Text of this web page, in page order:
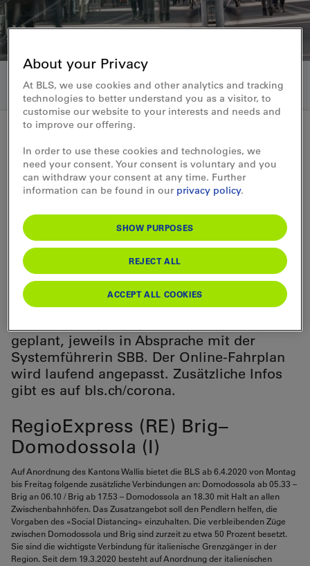
Medienmitteilung 03.04.2020
Anpassungen am
Übergangsfahrplan BLS
COVID-19
In der Schweiz gilt zurzeit ein reduzierter
ÖV-Fahrplan. Das Bahn- und Busangebot
der BLS ist zu rund 30 Prozent reduziert. In
geplant, jeweils in Absprache mit der
Systemführerin SBB. Der Online-Fahrplan
wird laufend angepasst. Zusätzliche Infos
gibt es auf bls.ch/corona.
RegioExpress (RE) Brig–
Domodossola (I)
Auf Anordnung des Kantons Wallis bietet die BLS ab 6.4.2020 von Montag
bis Freitag folgende zusätzliche Verbindungen an: Domodossola ab 05.33 –
Brig an 06.10 / Brig ab 17.53 – Domodossola an 18.30 mit Halt an allen
Zwischenbahnhöfen. Das Zusatzangebot soll den Pendlern helfen, die
Vorgaben des «Social Distancing» einzuhalten. Die verbleibenden Züge
zwischen Domodossola und Brig sind zurzeit zu etwa 50 Prozent besetzt.
Sie sind die wichtigste Verbindung für italienische Grenzgänger in der
Region. Seit dem 19.3.2020 besteht auf Anordnung der italienischen
About your Privacy
At BLS, we use cookies and other analytics and tracking
technologies to better understand you as a visitor, to
customise our website to your interests and needs and
to improve our offering.
In order to use these cookies and technologies, we
need your consent. Your consent is voluntary and you
can withdraw your consent at any time. Further
information can be found in our privacy policy.
SHOW PURPOSES
REJECT ALL
ACCEPT ALL COOKIES